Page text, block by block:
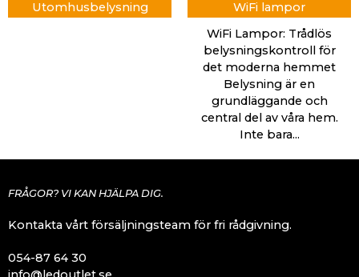
Utomhusbelysning
WiFi lampor
WiFi Lampor: Trådlös
belysningskontroll för
det moderna hemmet
Belysning är en
grundläggande och
central del av våra hem.
Inte bara...
FRÅGOR? VI KAN HJÄLPA DIG.
Kontakta vårt försäljningsteam för fri rådgivning.
054-87 64 30